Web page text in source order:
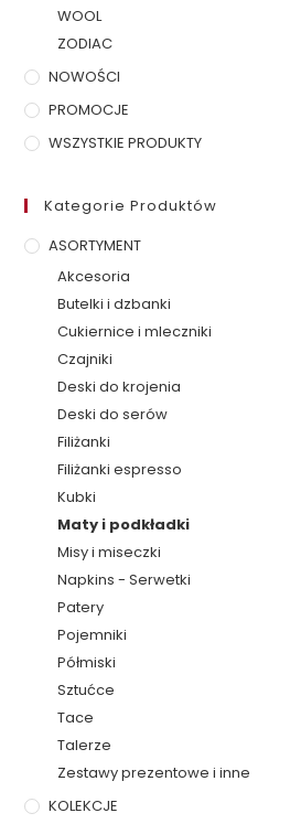
WOOL
ZODIAC
NOWOŚCI
PROMOCJE
WSZYSTKIE PRODUKTY
Kategorie Produktów
ASORTYMENT
Akcesoria
Butelki i dzbanki
Cukiernice i mleczniki
Czajniki
Deski do krojenia
Deski do serów
Filiżanki
Filiżanki espresso
Kubki
Maty i podkładki
Misy i miseczki
Napkins - Serwetki
Patery
Pojemniki
Półmiski
Sztućce
Tace
Talerze
Zestawy prezentowe i inne
KOLEKCJE